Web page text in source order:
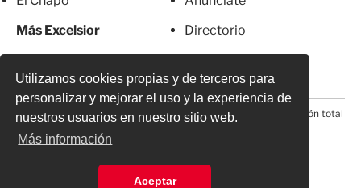
Utilizamos cookies propias y de terceros para
personalizar y mejorar el uso y la experiencia de
nuestros usuarios en nuestro sitio web.
Más información
Aceptar
Más Excelsior
Directorio
© 2026 Todos los derechos reservados. Prohibida la reproducción total
o parcial, incluyendo cualquier medio electrónico*